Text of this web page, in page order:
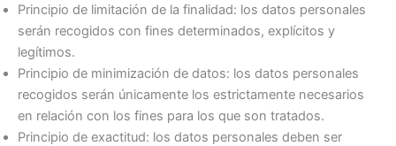
Principio de limitación de la finalidad: los datos personales
serán recogidos con fines determinados, explícitos y
legítimos.
Principio de minimización de datos: los datos personales
recogidos serán únicamente los estrictamente necesarios
en relación con los fines para los que son tratados.
Principio de exactitud: los datos personales deben ser